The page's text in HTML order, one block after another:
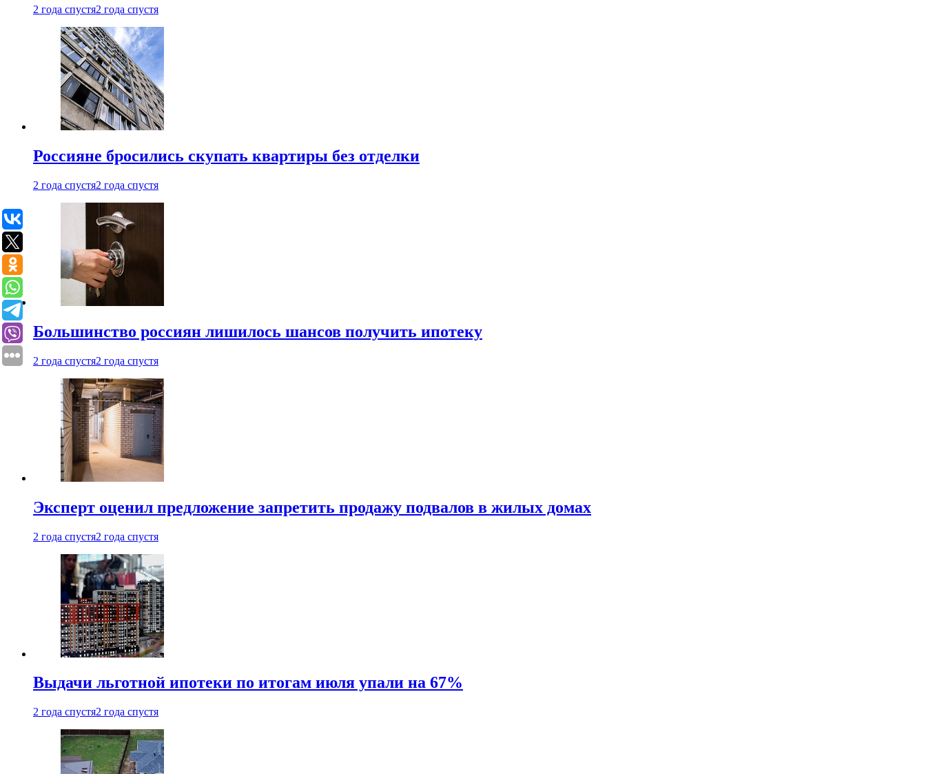
2 года спустя2 года спустя
Россияне бросились скупать квартиры без отделки
2 года спустя2 года спустя
Большинство россиян лишилось шансов получить ипотеку
2 года спустя2 года спустя
Эксперт оценил предложение запретить продажу подвалов в жилых домах
2 года спустя2 года спустя
Выдачи льготной ипотеки по итогам июля упали на 67%
2 года спустя2 года спустя